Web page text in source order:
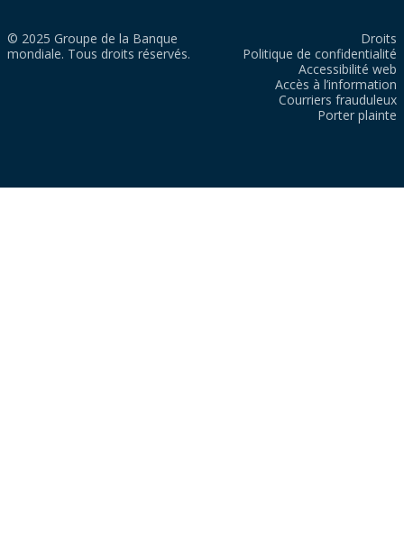
© 2025 Groupe de la Banque
mondiale. Tous droits réservés.
Droits
Politique de confidentialité
Accessibilité web
Accès à l’information
Courriers frauduleux
Porter plainte